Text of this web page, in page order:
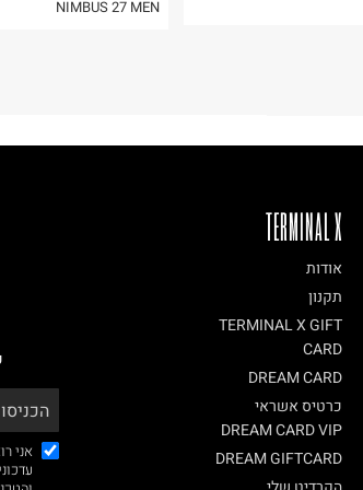
NIMBUS 27 MEN
אני
TERMINAL X
אודות
תקנון
TERMINAL X GIFT
CARD
DREAM CARD
כרטיס אשראי
DREAM CARD VIP
DREAM GIFTCARD